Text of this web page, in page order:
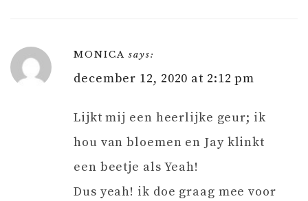
MONICA says:
december 12, 2020 at 2:12 pm
Lijkt mij een heerlijke geur; ik
hou van bloemen en Jay klinkt
een beetje als Yeah!
Dus yeah! ik doe graag mee voor